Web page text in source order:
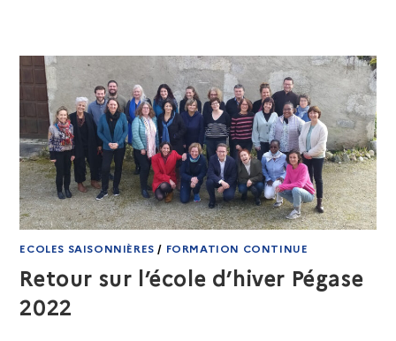
ECOLES SAISONNIÈRES / FORMATION CONTINUE
Retour sur l’école d’hiver Pégase
2022